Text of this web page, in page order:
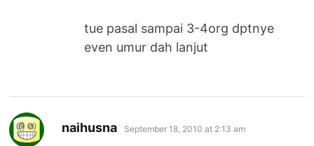
tue pasal sampai 3-4org dptnye
even umur dah lanjut
naihusna says:
September 18, 2010 at 2:13 am